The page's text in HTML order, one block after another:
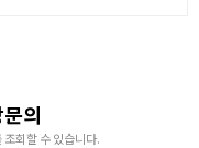
의
회할 수 있습니다.